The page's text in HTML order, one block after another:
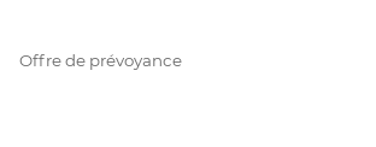
Offre de prévoyance